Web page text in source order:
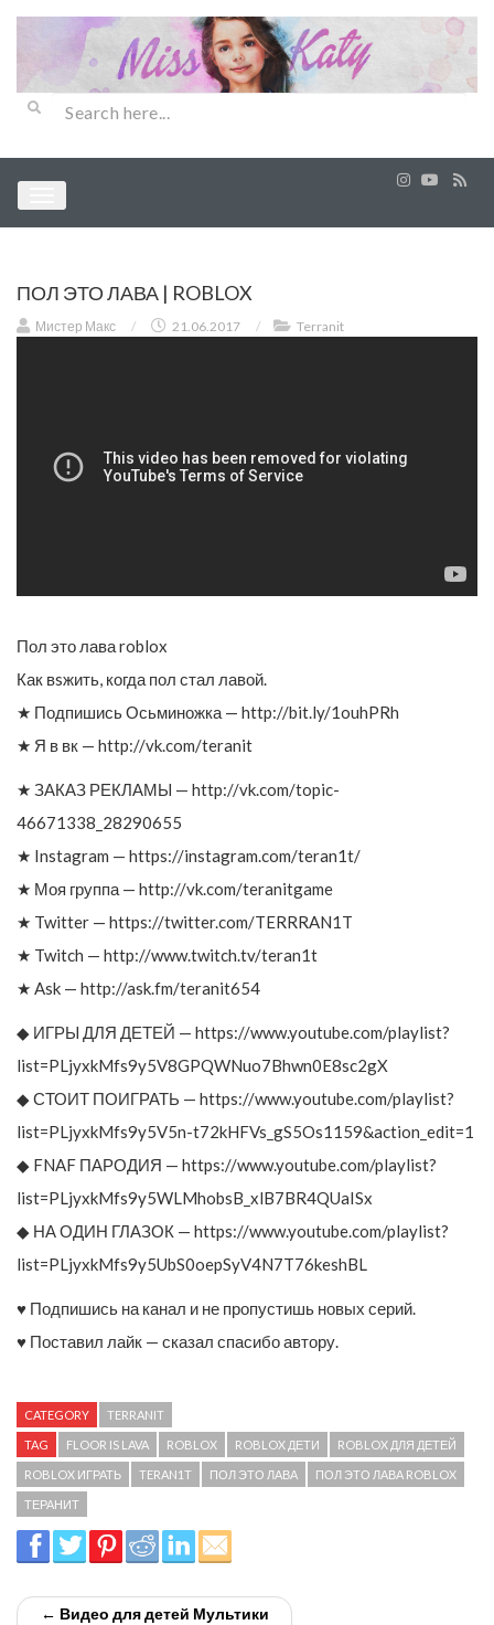
ПОЛ ЭТО ЛАВА | ROBLOX
Мистер Макс / 21.06.2017 / Terranit
Пол это лава roblox
Как вsжить, когда пол стал лавой.
★ Подпишись Осьминожка — http://bit.ly/1ouhPRh
★ Я в вк — http://vk.com/teranit
★ ЗАКАЗ РЕКЛАМЫ — http://vk.com/topic-
46671338_28290655
★ Instagram — https://instagram.com/teran1t/
★ Моя группа — http://vk.com/teranitgame
★ Twitter — https://twitter.com/TERRRAN1T
★ Twitch — http://www.twitch.tv/teran1t
★ Ask — http://ask.fm/teranit654
◆ ИГРЫ ДЛЯ ДЕТЕЙ — https://www.youtube.com/playlist?
list=PLjyxkMfs9y5V8GPQWNuo7Bhwn0E8sc2gX
◆ СТОИТ ПОИГРАТЬ — https://www.youtube.com/playlist?
list=PLjyxkMfs9y5V5n-t72kHFVs_gS5Os1159&action_edit=1
◆ FNAF ПАРОДИЯ — https://www.youtube.com/playlist?
list=PLjyxkMfs9y5WLMhobsB_xlB7BR4QUaISx
◆ НА ОДИН ГЛАЗОК — https://www.youtube.com/playlist?
list=PLjyxkMfs9y5UbS0oepSyV4N7T76keshBL
♥ Подпишись на канал и не пропустишь новых серий.
♥ Поставил лайк — сказал спасибо автору.
CATEGORY TERRANIT
TAG FLOOR IS LAVA ROBLOX ROBLOX ДЕТИ ROBLOX ДЛЯ ДЕТЕЙ
ROBLOX ИГРАТЬ TERAN1T ПОЛ ЭТО ЛАВА ПОЛ ЭТО ЛАВА ROBLOX
ТЕРАНИТ
← Видео для детей Мультики